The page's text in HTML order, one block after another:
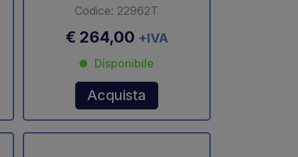
Codice: 22962T
€ 264,00 +IVA
Disponibile
Acquista